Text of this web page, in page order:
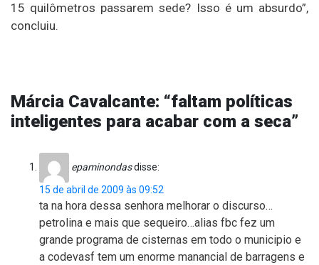
15 quilômetros passarem sede? Isso é um absurdo”,
concluiu.
Márcia Cavalcante: “faltam políticas
inteligentes para acabar com a seca”
epaminondasdisse:
15 de abril de 2009 às 09:52
ta na hora dessa senhora melhorar o discurso…
petrolina e mais que sequeiro…alias fbc fez um
grande programa de cisternas em todo o municipio e
a codevasf tem um enorme manancial de barragens e